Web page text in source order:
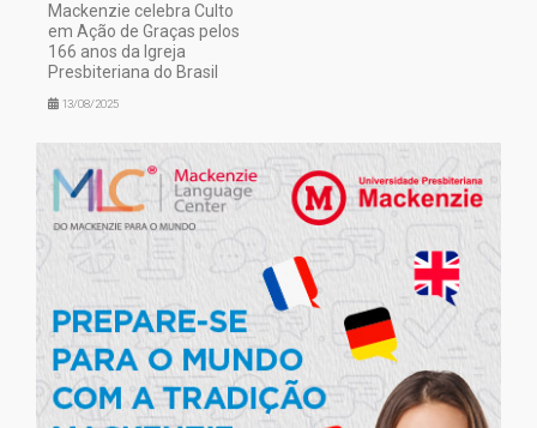
Mackenzie celebra Culto
em Ação de Graças pelos
166 anos da Igreja
Presbiteriana do Brasil
13/08/2025